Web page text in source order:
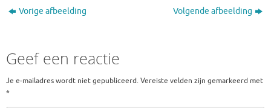
Vorige afbeelding Volgende afbeelding
Geef een reactie
Je e-mailadres wordt niet gepubliceerd. Vereiste velden zijn gemarkeerd met
*